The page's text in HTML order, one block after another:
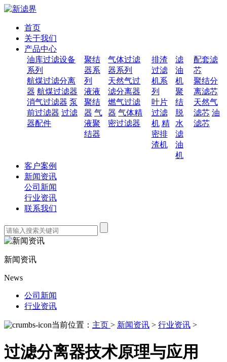
首页
关于我们
产品中心
油库过滤设备
系列
航煤过滤分离
器 航煤过滤器
消气过滤器 泵
前过滤器 过滤
器配件
聚结
器系
列
液液
聚结
器 气
液聚
结器
气体过滤
器系列
天然气过
滤分离器
燃气过滤
器 气体精
密过滤器
排渣
过滤
机系
列
叶片
过滤
机 精
密排
渣机
滤
油
机
聚
结
脱
水
滤
油
机
配套滤
芯
聚结分
离滤芯
天然气
滤芯 油
滤芯
客户案例
新闻资讯
公司新闻
行业资讯
联系我们
新闻资讯
News
公司新闻
行业资讯
当前位置： 主页 > 新闻资讯 > 行业资讯 >
过滤分离器技术原理与应用